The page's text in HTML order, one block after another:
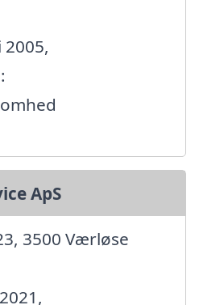
ApS
3500 Værløse